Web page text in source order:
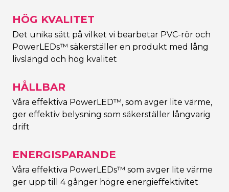
HÖG KVALITET
Det unika sätt på vilket vi bearbetar PVC-rör och
PowerLEDs™ säkerställer en produkt med lång
livslängd och hög kvalitet
HÅLLBAR
Våra effektiva PowerLED™, som avger lite värme,
ger effektiv belysning som säkerställer långvarig
drift
ENERGISPARANDE
Våra effektiva PowerLEDs™ som avger lite värme
ger upp till 4 gånger högre energieffektivitet